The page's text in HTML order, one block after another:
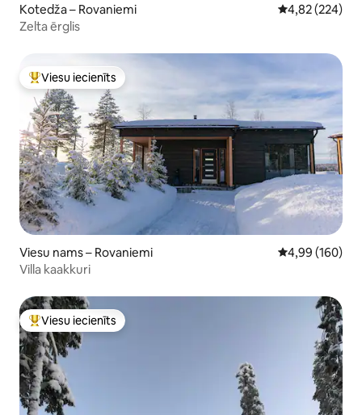
Kotedža – Rovaniemi Vidējais
4,82 (224)
Zelta ērglis
Populārs viesu iecienīts mājoklis
Viesu iecienīts
Viesu nams – Rovaniemi Vidējais
4,99 (160)
Villa kaakkuri
Populārs viesu iecienīts mājoklis
Viesu iecienīts